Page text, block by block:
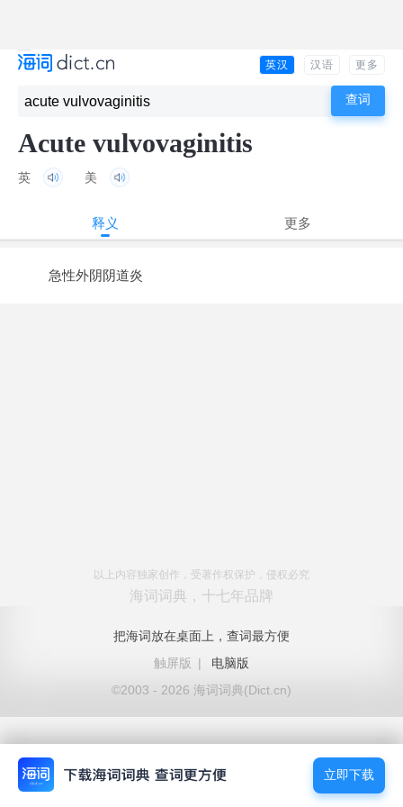
英汉 汉语 更多
Acute vulvovaginitis
英 美
释义 更多
急性外阴阴道炎
以上内容独家创作，受著作权保护，侵权必究
海词词典，十七年品牌
把海词放在桌面上，查词最方便
触屏版
|
电脑版
©2003 - 2026 海词词典(Dict.cn)
立即下载
立即下载